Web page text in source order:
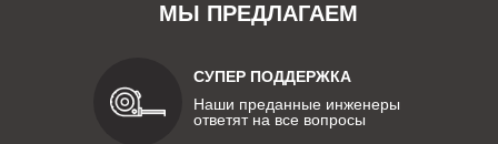
МЫ ПРЕДЛАГАЕМ
СУПЕР ПОДДЕРЖКА
Наши преданные инженеры
ответят на все вопросы